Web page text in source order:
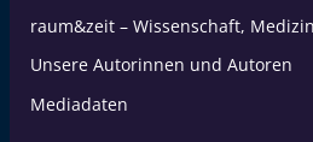
raum&zeit – Wissenschaft,
Unsere Autorinnen und Autoren
Mediadaten